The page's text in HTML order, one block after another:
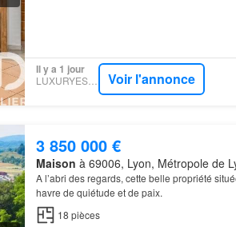
Il y a 1 jour
LUXURYESTATE Voir l'annonce
3 850 000 €
Maison à 69006, Lyon, Métropole de
A l’abri des regards, cette belle propriété
havre de quiétude et de paix.
18 pièces